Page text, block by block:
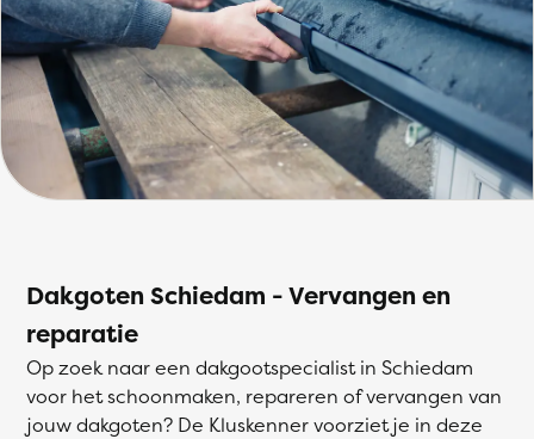
Dakgoten Schiedam - Vervangen en
reparatie
Op zoek naar een dakgootspecialist in Schiedam
voor het schoonmaken, repareren of vervangen van
jouw dakgoten? De Kluskenner voorziet je in deze